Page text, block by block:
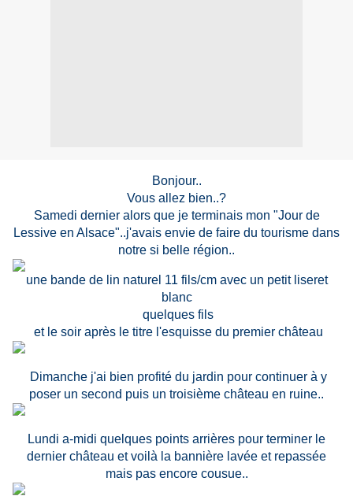
Bonjour..
Vous allez bien..?
Samedi dernier alors que je terminais mon "Jour de
Lessive en Alsace"..j'avais envie de faire du tourisme dans
notre si belle région..
une bande de lin naturel 11 fils/cm avec un petit liseret
blanc
quelques fils
et le soir après le titre l'esquisse du premier château
Dimanche j'ai bien profité du jardin pour continuer à y
poser un second puis un troisième château en ruine..
Lundi a-midi quelques points arrières pour terminer le
dernier château et voilà la bannière lavée et repassée
mais pas encore cousue..